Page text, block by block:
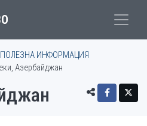
ПОЛЕЗНА ИНФОРМАЦИЯ
Азербайджан